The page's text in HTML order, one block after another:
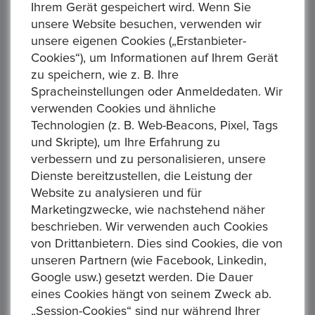
Jessica
Todo bien!
Quality
Money
Reliability
Ähnliche Produkte
Ihrem Gerät gespeichert wird. Wenn Sie
unsere Website besuchen, verwenden wir
unsere eigenen Cookies („Erstanbieter-
Cookies“), um Informationen auf Ihrem Gerät
zu speichern, wie z. B. Ihre
Spracheinstellungen oder Anmeldedaten. Wir
verwenden Cookies und ähnliche
Technologien (z. B. Web-Beacons, Pixel, Tags
und Skripte), um Ihre Erfahrung zu
verbessern und zu personalisieren, unsere
Dienste bereitzustellen, die Leistung der
Website zu analysieren und für
Marketingzwecke, wie nachstehend näher
beschrieben. Wir verwenden auch Cookies
von Drittanbietern. Dies sind Cookies, die von
unseren Partnern (wie Facebook, Linkedin,
Google usw.) gesetzt werden. Die Dauer
eines Cookies hängt von seinem Zweck ab.
„Session-Cookies“ sind nur während Ihrer